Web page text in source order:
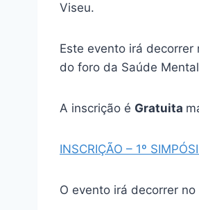
Viseu.
Este evento irá
do foro da Saúde
A inscrição é Gratuita
INSCRIÇÃO – 1º
O evento irá decorrer